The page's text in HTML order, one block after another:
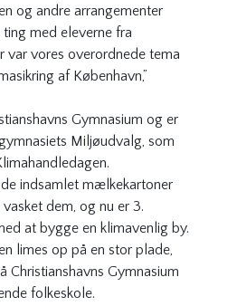
og andre arrangementer
med eleverne fra
var vores overordnede tema
af København,”
Gymnasium og er
Miljøudvalg, som
indsamlet mælkekartoner
dem, og nu er 3.
at bygge en klimavenlig by.
limes op på en stor plade,
Christianshavns Gymnasium
folkeskole.